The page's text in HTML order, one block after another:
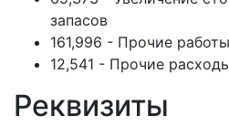
запасов
161,996 - Прочие
12,541 - Прочие
Реквизиты